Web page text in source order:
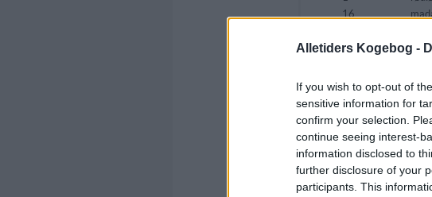
Alletiders Kogebog -
If you wish to opt-out of
sensitive information for
confirm your selection.
continue seeing interest-
information disclosed to
further disclosure of your
participants. This
16
2½ dl.
vand
g.
gær
g.
spsk.
spsk.
0.25
tsk.
salt